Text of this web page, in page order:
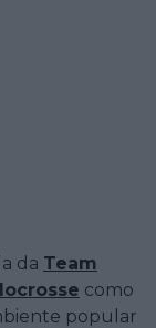
da Team
como
popular